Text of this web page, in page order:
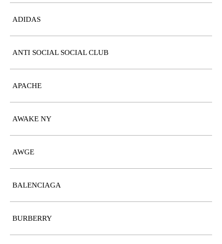
ADIDAS
ANTI SOCIAL SOCIAL CLUB
APACHE
AWAKE NY
AWGE
BALENCIAGA
BURBERRY